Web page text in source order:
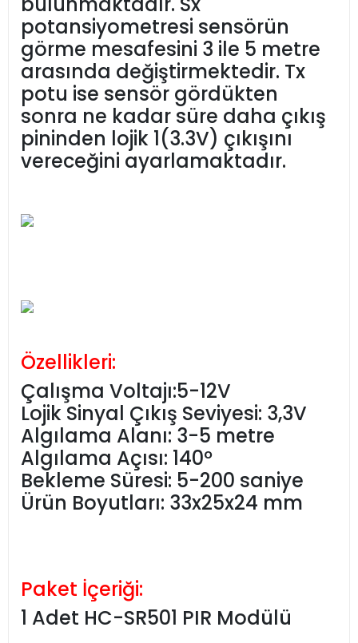
potansiyometresi sensörün
görme mesafesini 3 ile 5 metre
arasında değiştirmektedir. Tx
potu ise sensör gördükten
sonra ne kadar süre daha çıkış
pininden lojik 1(3.3V) çıkışını
vereceğini ayarlamaktadır.
Özellikleri:
Çalışma Voltajı:5-12V
Lojik Sinyal Çıkış Seviyesi: 3,3V
Algılama Alanı: 3-5 metre
Algılama Açısı: 140º
Bekleme Süresi: 5-200 saniye
Ürün Boyutları: 33x25x24 mm
Paket İçeriği:
1 Adet HC-SR501 PIR Modülü